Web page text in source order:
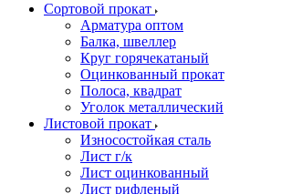
Сортовой прокат
Арматура оптом
Балка, швеллер
Круг горячекатаный
Оцинкованный прокат
Полоса, квадрат
Уголок металлический
Листовой прокат
Износостойкая сталь
Лист г/к
Лист оцинкованный
Лист рифленый